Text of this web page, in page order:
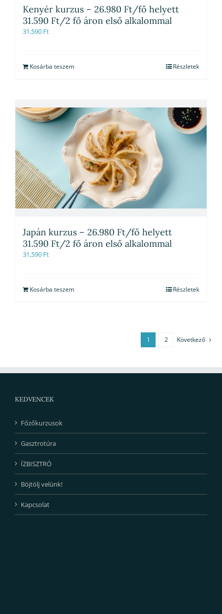
Kenyér kurzus – 26.980 Ft/fő helyett
31.590 Ft/2 fő áron első alkalommal
31,590 Ft
Kosárba teszem Részletek
Japán kurzus – 26.980 Ft/fő helyett
31.590 Ft/2 fő áron első alkalommal
31,590 Ft
Kosárba teszem Részletek
1 2 Következő
KEDVENCEK
Főzőkurzusok
Gasztrotúra
ÍZBISZTRÓ
Böjtölj velünk!
Kapcsolat